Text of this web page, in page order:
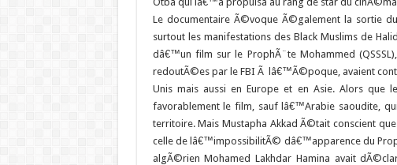
Le documentaire Ã©voque Ã©galement la sortie
surtout les manifestations des Black Muslims de
dâ€™un film sur le ProphÃ¨te Mohammed
redoutÃ©es par le FBI Ã lâ€™Ã©poque, avaient
Unis mais aussi en Europe et en Asie. Alors que
favorablement le film, sauf lâ€™Arabie saoudite,
territoire. Mais Mustapha Akkad Ã©tait conscient
celle de lâ€™impossibilitÃ© dâ€™apparence du
algÃ©rien Mohamed Lakhdar Hamina avait